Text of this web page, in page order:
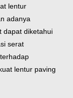
lentur
adanya
dapat diketahui
serat
lentur paving